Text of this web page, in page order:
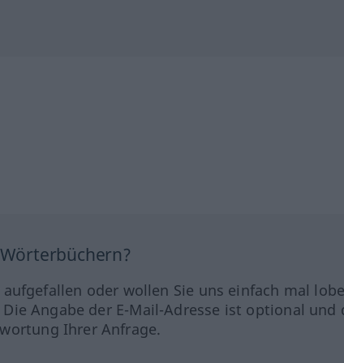
oder wollen Sie uns einfach mal
Angabe der E-Mail-Adresse ist optional und
Ihrer Anfrage.